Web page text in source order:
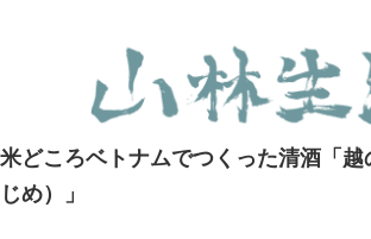
米どころベトナムでつくった清酒「越
じめ）」